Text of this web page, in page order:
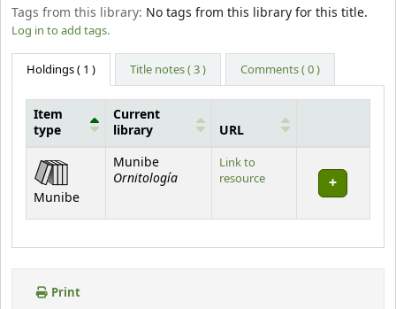
Tags from this library: No tags from this library for this title.
Log in to add tags.
Holdings( 1 ) Title notes ( 3 ) Comments ( 0 )
Holdings
Item
type
Current
library
URL
Munibe
Munibe
Ornitología
Link to
resource
Print